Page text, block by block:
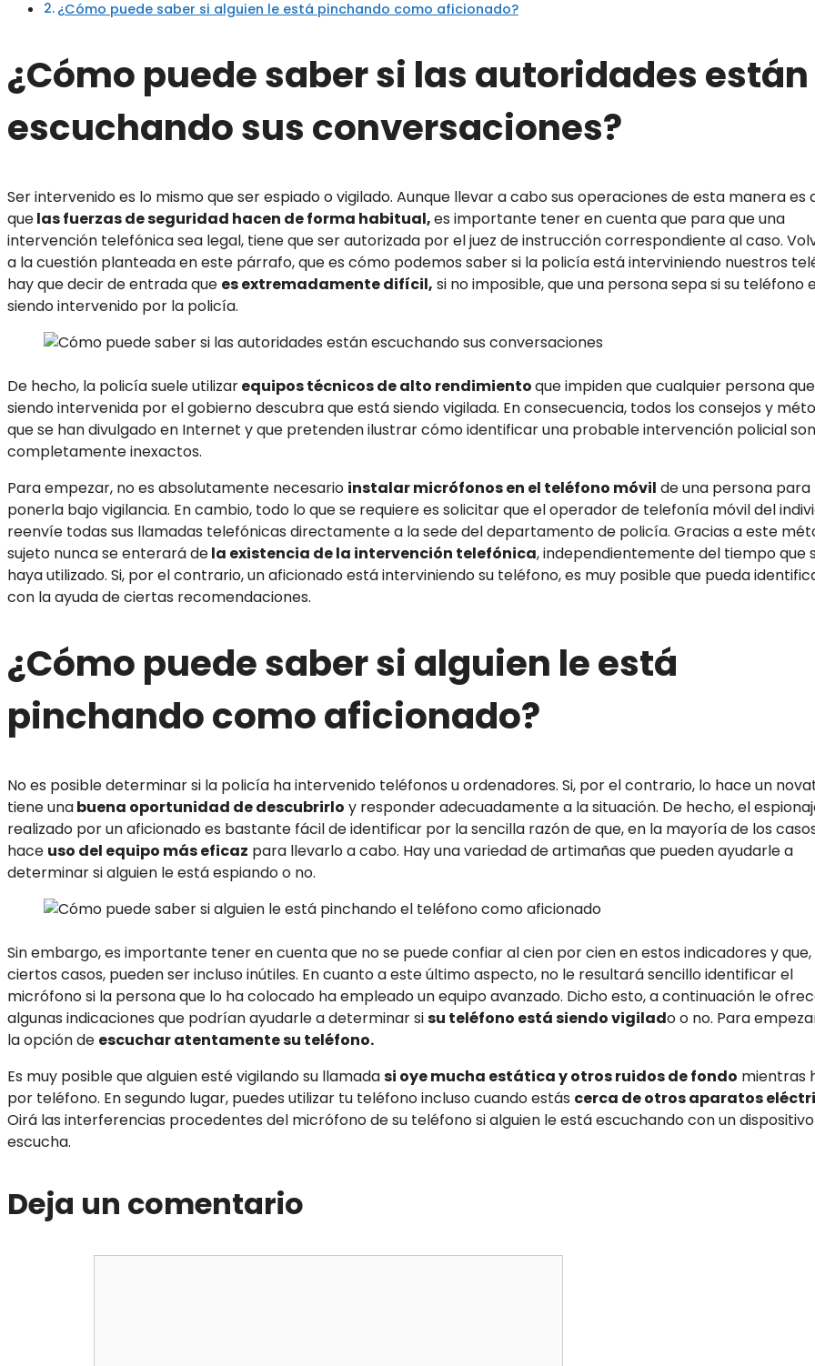
¿Cómo puede saber si alguien le está pinchando como aficionado?
¿Cómo puede saber si las autoridades están
escuchando sus conversaciones?
Ser intervenido es lo mismo que ser espiado o vigilado. Aunque llevar a cabo sus operaciones de esta manera es
quelas fuerzas de seguridad hacen de forma habitual,es importante tener en cuenta que para que una
intervención telefónica sea legal, tiene que ser autorizada por el juez de instrucción correspondiente al caso.
a la cuestión planteada en este párrafo, que es cómo podemos saber si la policía está interviniendo nuestros
hay que decir de entrada que es extremadamente difícil, si no imposible, que una persona sepa si su teléfono
siendo intervenido por la policía.
De hecho, la policía suele utilizarequipos técnicos de alto rendimientoque impiden que cualquier persona
siendo intervenida por el gobierno descubra que está siendo vigilada. En consecuencia, todos los consejos y
que se han divulgado en Internet y que pretenden ilustrar cómo identificar una probable intervención policial son
completamente inexactos.
Para empezar, no es absolutamente necesario instalar micrófonos en el teléfono móvil de una persona para
ponerla bajo vigilancia. En cambio, todo lo que se requiere es solicitar que el operador de telefonía móvil del
reenvíe todas sus llamadas telefónicas directamente a la sede del departamento de policía. Gracias a este
sujeto nunca se enterará dela existencia de la intervención telefónica, independientemente del tiempo que
haya utilizado. Si, por el contrario, un aficionado está interviniendo su teléfono, es muy posible que pueda
con la ayuda de ciertas recomendaciones.
¿Cómo puede saber si alguien le está
pinchando como aficionado?
No es posible determinar si la policía ha intervenido teléfonos u ordenadores. Si, por el contrario, lo hace un
tiene unabuena oportunidad de descubrirlo y responder adecuadamente a la situación. De hecho, el
realizado por un aficionado es bastante fácil de identificar por la sencilla razón de que, en la mayoría de los
hace uso del equipo más eficaz para llevarlo a cabo. Hay una variedad de artimañas que pueden ayudarle a
determinar si alguien le está espiando o no.
Sin embargo, es importante tener en cuenta que no se puede confiar al cien por cien en estos indicadores y que,
ciertos casos, pueden ser incluso inútiles. En cuanto a este último aspecto, no le resultará sencillo identificar el
micrófono si la persona que lo ha colocado ha empleado un equipo avanzado. Dicho esto, a continuación le
algunas indicaciones que podrían ayudarle a determinar sisu teléfono está siendo vigilado o no. Para
la opción de escuchar atentamente su teléfono.
Es muy posible que alguien esté vigilando su llamadasi oye mucha estática y otros ruidos de fondo mientras
por teléfono. En segundo lugar, puedes utilizar tu teléfono incluso cuando estás cerca de otros aparatos
Oirá las interferencias procedentes del micrófono de su teléfono si alguien le está escuchando con un
escucha.
Deja un comentario